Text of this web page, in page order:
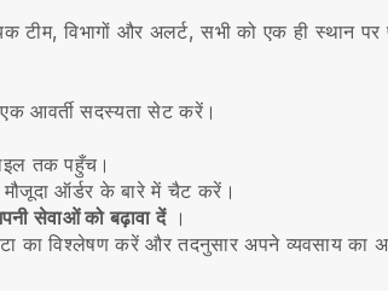
विभागों और अलर्ट, सभी को एक ही स्थान पर
आवर्ती सदस्यता सेट करें।
तक पहुँच।
ऑर्डर के बारे में चैट करें।
सेवाओं को बढ़ावा दें।
का विश्लेषण करें और तदनुसार अपने व्यवसाय का